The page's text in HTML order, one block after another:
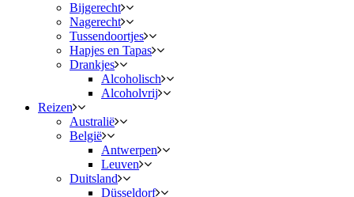
Bijgerecht
Nagerecht
Tussendoortjes
Hapjes en Tapas
Drankjes
Alcoholisch
Alcoholvrij
Reizen
Australië
België
Antwerpen
Leuven
Duitsland
Düsseldorf